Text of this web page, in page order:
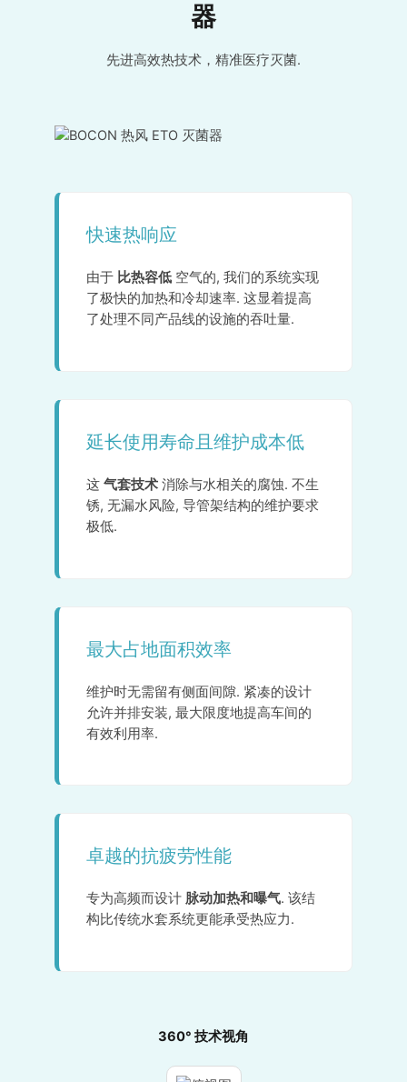
器
先进高效热技术，精准医疗灭菌.
快速热响应
由于 比热容低 空气的, 我们的系统实现
了极快的加热和冷却速率. 这显着提高
了处理不同产品线的设施的吞吐量.
延长使用寿命且维护成本低
这 气套技术 消除与水相关的腐蚀. 不生
锈, 无漏水风险, 导管架结构的维护要求
极低.
最大占地面积效率
维护时无需留有侧面间隙. 紧凑的设计
允许并排安装, 最大限度地提高车间的
有效利用率.
卓越的抗疲劳性能
专为高频而设计 脉动加热和曝气. 该结
构比传统水套系统更能承受热应力.
360° 技术视角